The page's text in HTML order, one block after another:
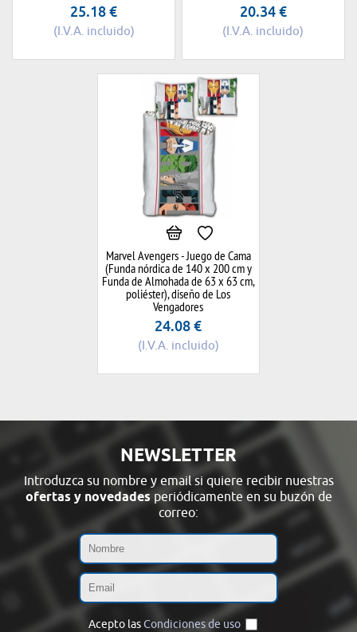
25.18€
(I.V.A. incluido)
20.34€
(I.V.A. incluido)
Marvel Avengers - Juego de Cama
(Funda nórdica de 140 x 200 cm y
Funda de Almohada de 63 x 63 cm,
poliéster), diseño de Los
Vengadores
24.08€
(I.V.A. incluido)
NEWSLETTER
Introduzca su nombre y email si quiere recibir nuestras
ofertas y novedades periódicamente en su buzón de
correo:
Acepto lasCondiciones de uso